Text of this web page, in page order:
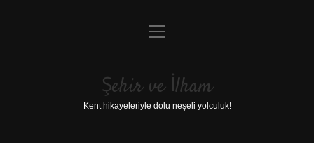
Anasayfa
Yasal Uyarı
menüyü
Şehir ve İlham
Kent hikayeleriyle dolu neşeli yolculuk!